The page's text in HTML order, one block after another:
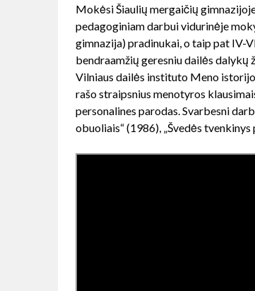
Mokėsi Šiaulių mergaičių
pedagoginiam darbui vidurinėje
gimnazija) pradinukai, o taip pat IV-
bendraamžių geresniu dailės dalykų
Vilniaus dailės instituto Meno
rašo straipsnius menotyros
personalines parodas. Svarbesni
obuoliais“ (1986), „Švedės